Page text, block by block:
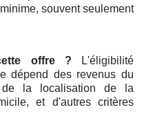
souvent seulement
offre ? L'éligibilité
dépend des revenus du
de la localisation de la
et d'autres critères